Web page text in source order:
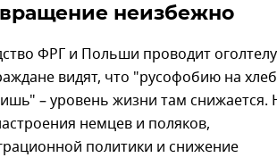
неизбежно
ФРГ и Польши проводит
видят, что "русофобию на
– уровень жизни там снижается.
немцев и поляков,
политики и снижение